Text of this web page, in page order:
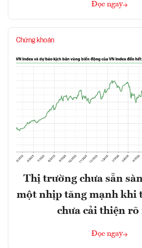
Đọc ngay
Chứng khoán
Thị trường chưa sẵn
một nhịp tăng mạnh khi
chưa cải thiện rõ
Đọc ngay